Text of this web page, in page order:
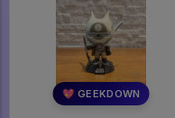
💖 GEEKDOWN